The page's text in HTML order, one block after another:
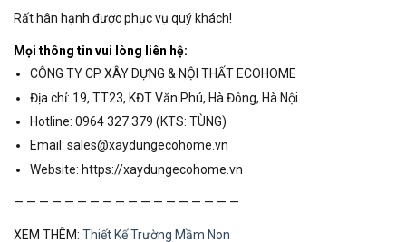
Rất hân hạnh được phục vụ quý khách!
Mọi thông tin vui lòng liên hệ:
CÔNG TY CP XÂY DỰNG & NỘI THẤT ECOHOME
Địa chỉ: 19, TT23, KĐT Văn Phú, Hà Đông, Hà Nội
Hotline: 0964 327 379 (KTS: TÙNG)
Email: sales@xaydungecohome.vn
Website: https://xaydungecohome.vn
— — — — — — — — — — — — — — — — — —
XEM THÊM: Thiết Kế Trường Mầm Non